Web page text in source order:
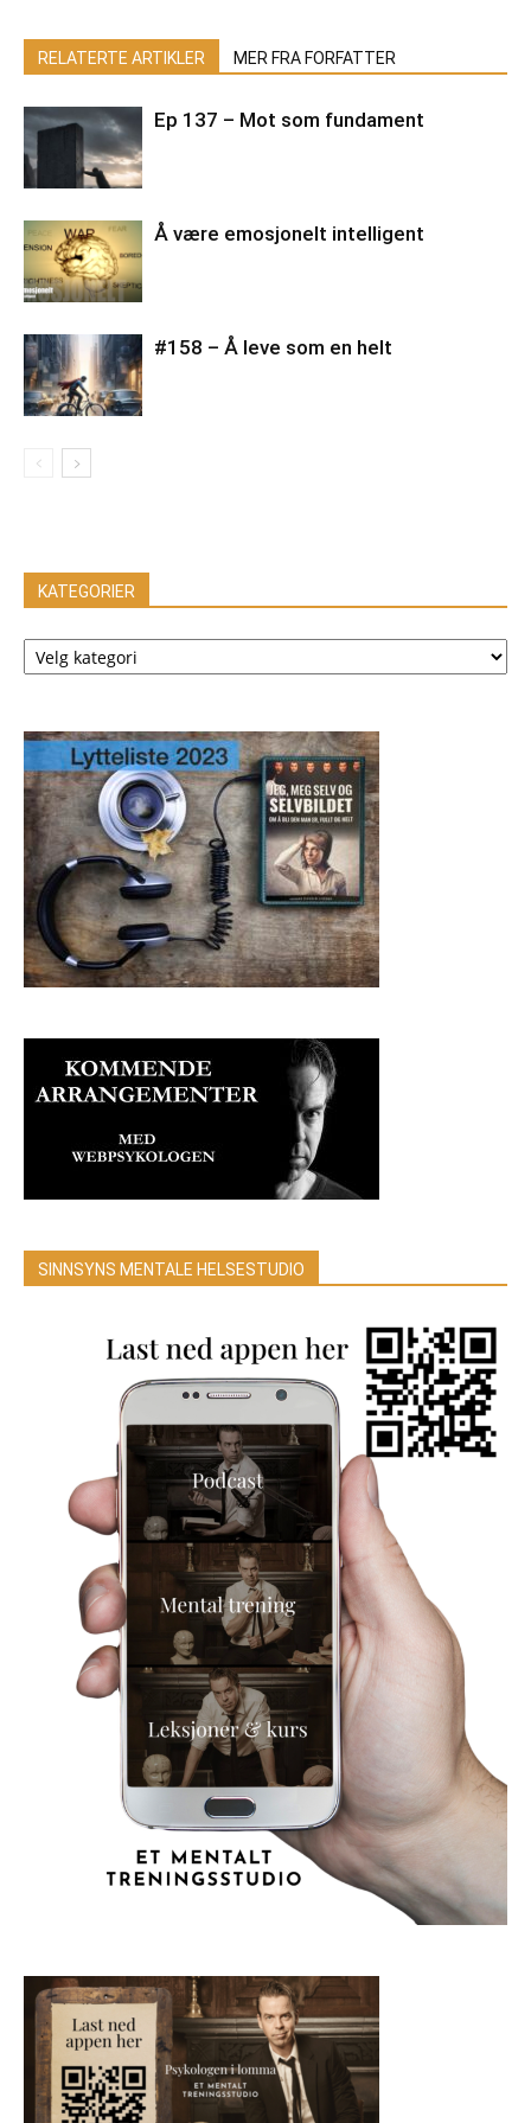
RELATERTE ARTIKLER MER FRA FORFATTER
Ep 137 – Mot som fundament
Å være emosjonelt intelligent
#158 – Å leve som en helt
KATEGORIER
KATEGORIER
SINNSYNS MENTALE HELSESTUDIO